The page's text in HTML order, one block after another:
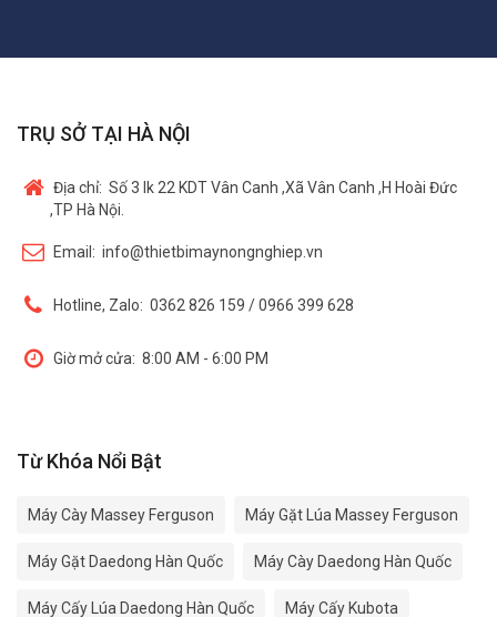
TRỤ SỞ TẠI HÀ NỘI
Địa chỉ: Số 3 lk 22 KDT Vân Canh ,Xã Vân Canh ,H Hoài Đức
,TP Hà Nội.
Email: info@thietbimaynongnghiep.vn
Hotline, Zalo: 0362 826 159 / 0966 399 628
Giờ mở cửa: 8:00 AM - 6:00 PM
Từ Khóa Nổi Bật
Máy Cày Massey Ferguson Máy Gặt Lúa Massey Ferguson
Máy Gặt Daedong Hàn Quốc Máy Cày Daedong Hàn Quốc
Máy Cấy Lúa Daedong Hàn Quốc Máy Cấy Kubota